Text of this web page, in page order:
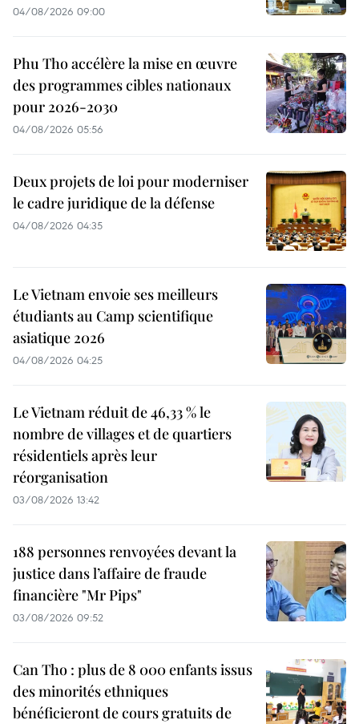
04/08/2026 09:00
Phu Tho accélère la mise en œuvre
des programmes cibles nationaux
pour 2026-2030
04/08/2026 05:56
Deux projets de loi pour moderniser
le cadre juridique de la défense
04/08/2026 04:35
Le Vietnam envoie ses meilleurs
étudiants au Camp scientifique
asiatique 2026
04/08/2026 04:25
Le Vietnam réduit de 46,33 % le
nombre de villages et de quartiers
résidentiels après leur
réorganisation
03/08/2026 13:42
188 personnes renvoyées devant la
justice dans l’affaire de fraude
financière "Mr Pips"
03/08/2026 09:52
Can Tho : plus de 8 000 enfants issus
des minorités ethniques
bénéficieront de cours gratuits de